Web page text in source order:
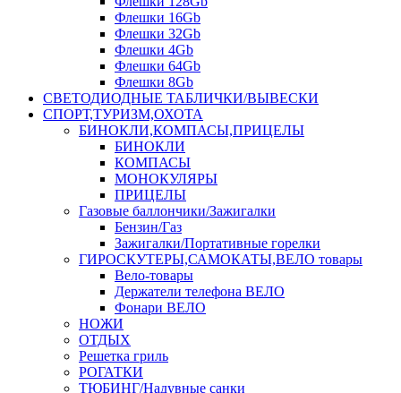
Флешки 16Gb
Флешки 32Gb
Флешки 4Gb
Флешки 64Gb
Флешки 8Gb
СВЕТОДИОДНЫЕ ТАБЛИЧКИ/ВЫВЕСКИ
СПОРТ,ТУРИЗМ,ОХОТА
БИНОКЛИ,КОМПАСЫ,ПРИЦЕЛЫ
БИНОКЛИ
КОМПАСЫ
МОНОКУЛЯРЫ
ПРИЦЕЛЫ
Газовые баллончики/Зажигалки
Бензин/Газ
Зажигалки/Портативные горелки
ГИРОСКУТЕРЫ,САМОКАТЫ,ВЕЛО товары
Вело-товары
Держатели телефона ВЕЛО
Фонари ВЕЛО
НОЖИ
ОТДЫХ
Решетка гриль
РОГАТКИ
ТЮБИНГ/Надувные санки